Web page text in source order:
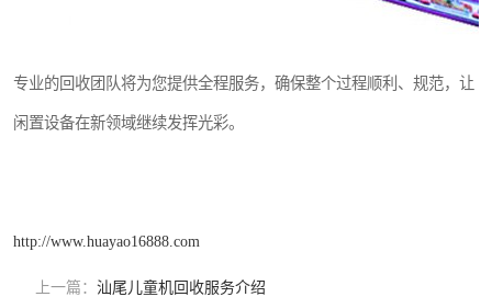
专业的回收团队将为您提供全程服务，确保整个过程顺利、规范，让
闲置设备在新领域继续发挥光彩。
http://www.huayao16888.com
上一篇： 汕尾儿童机回收服务介绍